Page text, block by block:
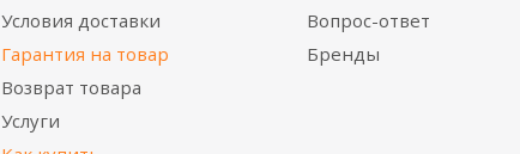
Условия доставки
Гарантия на товар
Возврат товара
Услуги
Вопрос-ответ
Бренды